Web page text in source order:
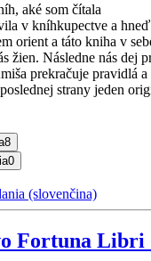
aké som čítala
v kníhkupectve a
orient a táto kniha v
žien. Následne nás dej
prekračuje pravidlá
strany jeden
8
0
(slovenčina)
Fortuna Libri